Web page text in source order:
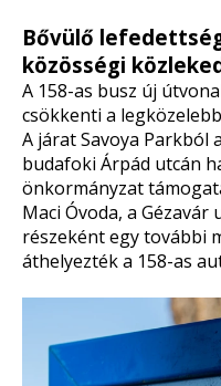
Bővülő
közösségi
A 158-as busz új
csökkenti a
A járat Savoya Parkból
budafoki Árpád utcán
önkormányzat
Maci Óvoda, a Gézavár
részeként egy további
áthelyezték a 158-as